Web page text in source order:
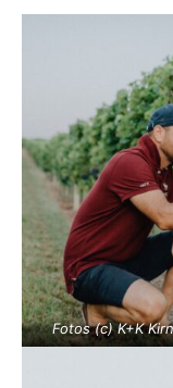
Fotos (c) K+K